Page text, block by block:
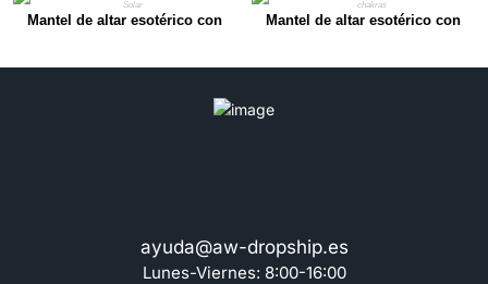
Mantel de altar esotérico con
Mantel de altar esotérico con
ayuda@aw-dropship.es
Lunes-Viernes: 8:00-16:00